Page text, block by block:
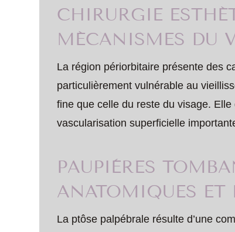
CHIRURGIE
MÉCANISMES DU
La région périorbitaire présente des
particulièrement vulnérable au
fine que celle du reste du visage.
vascularisation superficielle
PAUPIÈRES
ANATOMIQUES ET
La ptôse palpébrale résulte d’une